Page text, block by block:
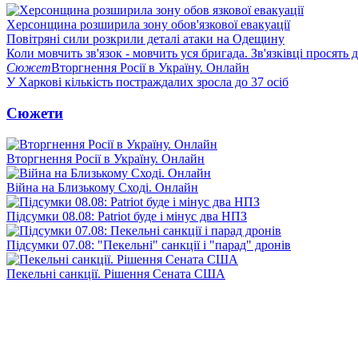
Херсонщина розширила зону обов'язкової евакуації
Повітряні сили розкрили деталі атаки на Одещину
Коли мовчить зв'язок - мовчить уся бригада. Зв'язківці просять
СюжетВторгнення Росії в Україну. Онлайн
У Харкові кількість постраждалих зросла до 37 осіб
Сюжети
Вторгнення Росії в Україну. Онлайн
Війна на Близькому Сході. Онлайн
Підсумки 08.08: Patriot буде і мінус два НПЗ
Підсумки 07.08: "Пекельні" санкції і "парад" дронів
Пекельні санкції. Рішення Сената США